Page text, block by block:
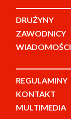
DRUŻYNY
ZAWODNICY
WIADOMOŚCI
REGULAMINY
KONTAKT
MULTIMEDIA